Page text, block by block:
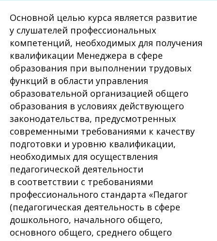
Основной целью курса является развитие
у слушателей профессиональных
компетенций, необходимых для получения
квалификации Менеджера в сфере
образования при выполнении трудовых
функций в области управления
образовательной организацией общего
образования в условиях действующего
законодательства, предусмотренных
современными требованиями к качеству
подготовки и уровню квалификации,
необходимых для осуществления
педагогической деятельности
в соответствии с требованиями
профессионального стандарта «Педагог
(педагогическая деятельность в сфере
дошкольного, начального общего,
основного общего, среднего общего